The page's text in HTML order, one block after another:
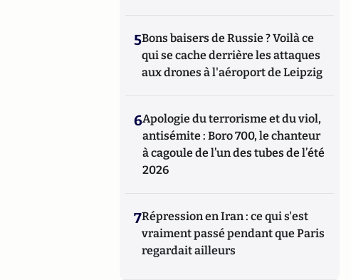
5Bons baisers de Russie ? Voilà ce
qui se cache derrière les attaques
aux drones à l'aéroport de Leipzig
6Apologie du terrorisme et du viol,
antisémite : Boro 700, le chanteur
à cagoule de l’un des tubes de l’été
2026
7Répression en Iran : ce qui s'est
vraiment passé pendant que Paris
regardait ailleurs